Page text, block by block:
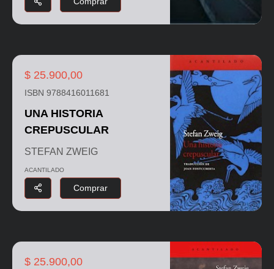
$ 25.900,00
ISBN 9788416011681
UNA HISTORIA
CREPUSCULAR
STEFAN ZWEIG
ACANTILADO
Comprar
$ 25.900,00